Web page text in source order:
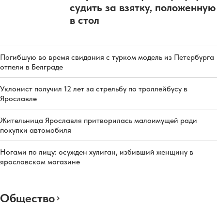
судить за взятку, положенную
в стол
Погибшую во время свидания с турком модель из Петербурга
отпели в Белграде
Уклонист получил 12 лет за стрельбу по троллейбусу в
Ярославле
Жительница Ярославля притворилась малоимущей ради
покупки автомобиля
Ногами по лицу: осужден хулиган, избивший женщину в
ярославском магазине
Общество